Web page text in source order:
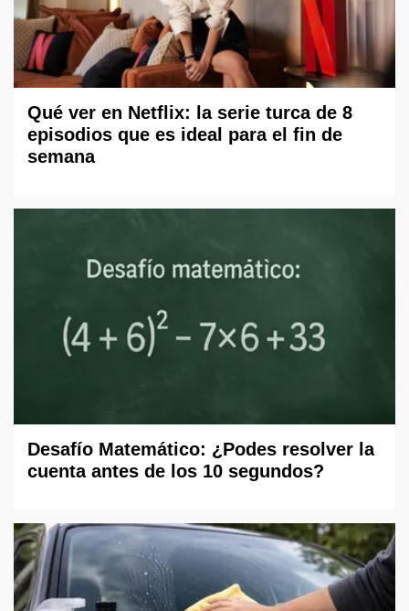
Qué ver en Netflix: la serie turca de 8
episodios que es ideal para el fin de
semana
Desafío Matemático: ¿Podes resolver la
cuenta antes de los 10 segundos?